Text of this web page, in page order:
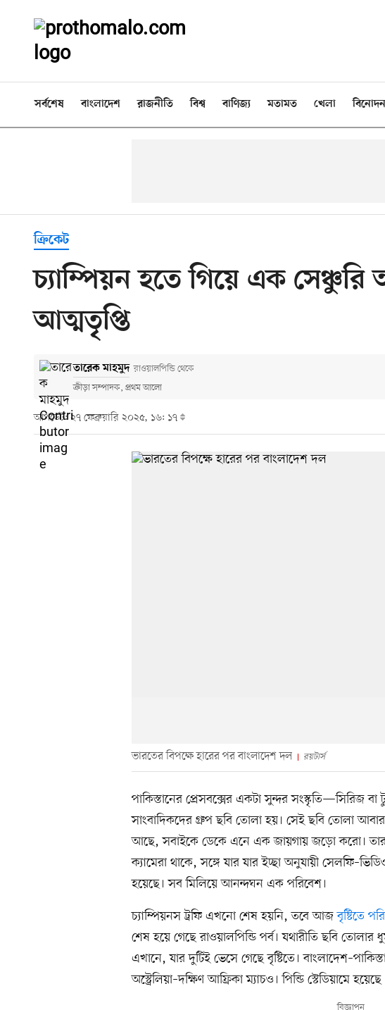
সর্বশেষ বাংলাদেশ রাজনীতি বিশ্ব বাণিজ্য মতামত খেলা বিনোদন
ক্রিকেট
চ্যাম্পিয়ন হতে গিয়ে এক
আত্মতৃপ্তি
তারেক মাহমুদ রাওয়ালপিন্ডি থেকে
ক্রীড়া সম্পাদক, প্রথম আলো
আপডেট: ২৭ ফেব্রুয়ারি ২০২৫, ১৬: ১৭
ভারতের বিপক্ষে হারের পর বাংলাদেশ দল রয়টার্স
পাকিস্তানের প্রেসবক্সের একটা সুন্দর সংস্কৃতি—সিরিজ বা
সাংবাদিকদের গ্রুপ ছবি তোলা হয়। সেই ছবি তোলা
আছে, সবাইকে ডেকে এনে এক জায়গায় জড়ো করো।
ক্যামেরা থাকে, সঙ্গে যার যার ইচ্ছা অনুযায়ী
হয়েছে। সব মিলিয়ে আনন্দঘন এক পরিবেশ।
চ্যাম্পিয়নস ট্রফি এখনো শেষ হয়নি, তবে আজবৃষ্টিতে
শেষ হয়ে গেছে রাওয়ালপিন্ডি পর্ব। যথারীতি ছবি তোলার
এখানে, যার দুটিই ভেসে গেছে বৃষ্টিতে।
অস্ট্রেলিয়া–দক্ষিণ আফ্রিকা ম্যাচও। পিন্ডি স্টেডিয়ামে